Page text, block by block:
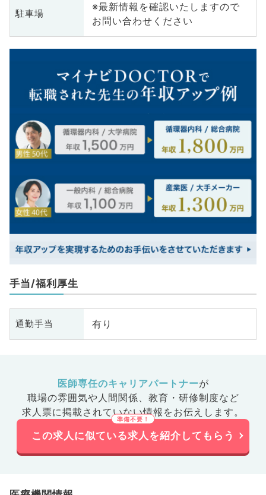
駐車場
※最新情報を確認いたしますので
お問い合わせください
手当/福利厚生
通勤手当 有り
医師専任のキャリアパートナーが
職場の雰囲気や人間関係、 教育・研修制度など
求人票に掲載されていない情報をお伝えします。
この求人に似ている求人を紹介してもらう